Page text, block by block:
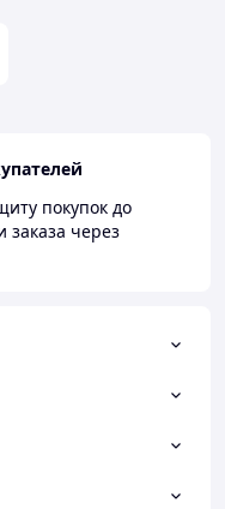
покупок до
через